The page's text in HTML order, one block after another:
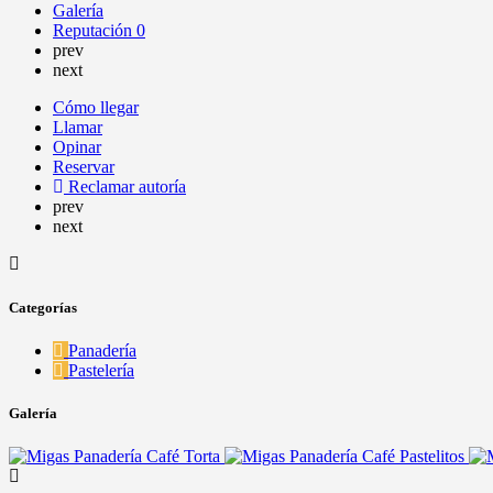
Galería
Reputación 0
prev
next
Cómo llegar
Llamar
Opinar
Reservar
Reclamar autoría
prev
next
Categorías
Panadería
Pastelería
Galería